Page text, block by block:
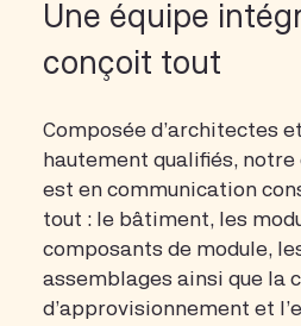
Une équipe
conçoit tout
Composée d’architectes
hautement qualifiés,
est en communication
tout : le bâtiment, les
composants de module,
assemblages ainsi que la
d’approvisionnement et